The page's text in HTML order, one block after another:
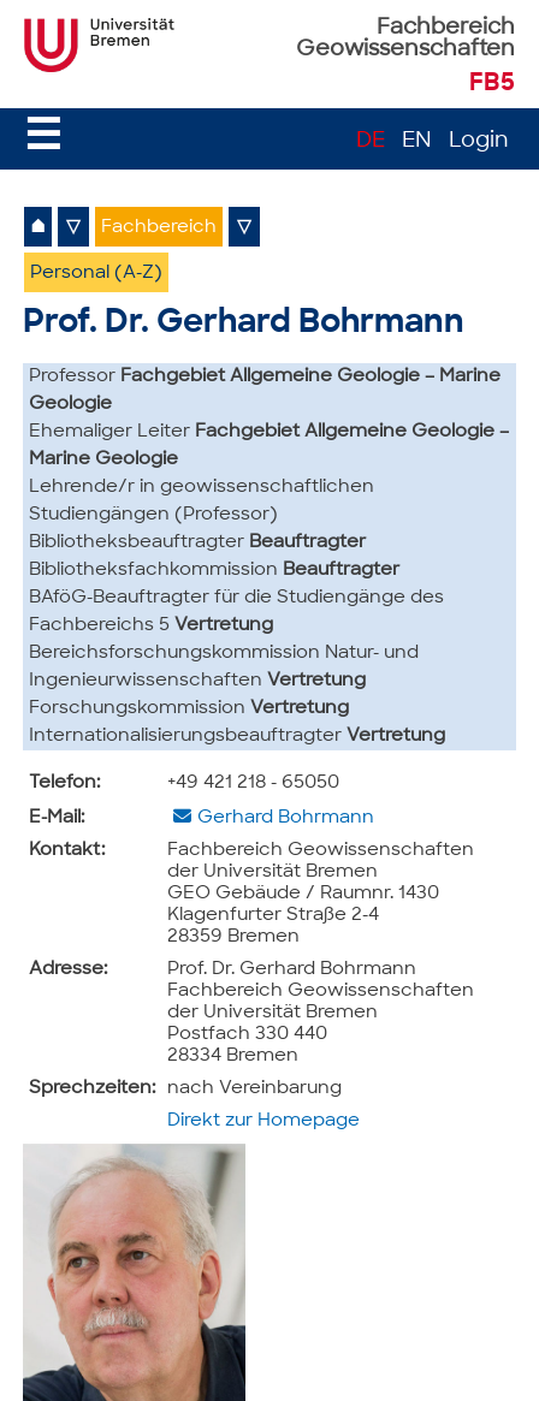
Fachbereich
Geowissenschaften
FB5
☰ DE EN Login
⌂ ▽ Fachbereich ▽
Personal (A-Z)
Prof. Dr. Gerhard Bohrmann
Professor Fachgebiet Allgemeine Geologie – Marine
Geologie
Ehemaliger Leiter Fachgebiet Allgemeine Geologie –
Marine Geologie
Lehrende/r in geowissenschaftlichen
Studiengängen (Professor)
Bibliotheksbeauftragter Beauftragter
Bibliotheksfachkommission Beauftragter
BAföG-Beauftragter für die Studiengänge des
Fachbereichs 5 Vertretung
Bereichsforschungskommission Natur- und
Ingenieurwissenschaften Vertretung
Forschungskommission Vertretung
Internationalisierungsbeauftragter Vertretung
Telefon:
+49 421 218 - 65050
E-Mail:
Gerhard Bohrmann
Kontakt:
Fachbereich Geowissenschaften
der Universität Bremen
GEO Gebäude / Raumnr. 1430
Klagenfurter Straße 2-4
28359 Bremen
Adresse:
Prof. Dr. Gerhard Bohrmann
Fachbereich Geowissenschaften
der Universität Bremen
Postfach 330 440
28334 Bremen
Sprechzeiten:
nach Vereinbarung
Direkt zur Homepage